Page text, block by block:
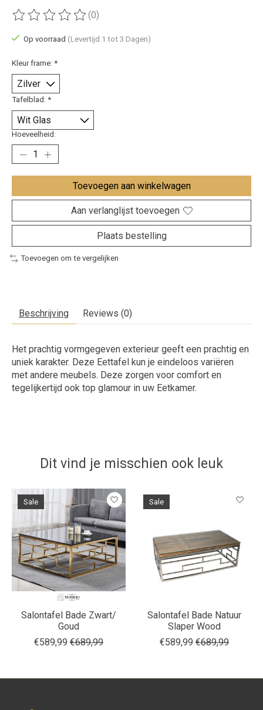
De beoordeling van dit product is
(0)
Op voorraad (Levertijd:1 tot 3 Dagen)
Kleur frame: *
Tafelblad: *
Hoeveelheid:
Toevoegen aan winkelwagen
Aan verlanglijst toevoegen
Plaats bestelling
Toevoegen om te vergelijken
Beschrijving Reviews (0)
Het prachtig vormgegeven exterieur geeft een prachtig en
uniek karakter. Deze Eettafel kun je eindeloos variëren
met andere meubels. Deze zorgen voor comfort en
tegelijkertijd ook top glamour in uw Eetkamer.
Dit vind je misschien ook leuk
Items van productcarrousel
Sale
Salontafel Bade Zwart/
Goud
€589,99 €689,99
Sale
Salontafel Bade Natuur
Slaper Wood
€589,99 €689,99